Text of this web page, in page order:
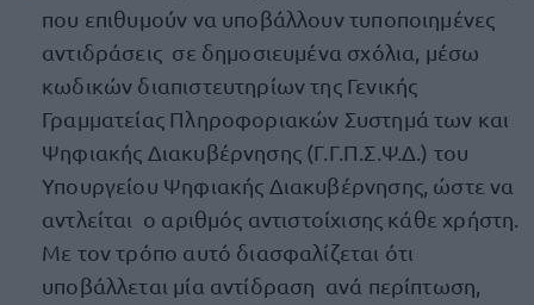
που επιθυμούν να υποβάλλουν τυποποιημένες
αντιδράσεις σε δημοσιευμένα σχόλια, μέσω
κωδικών διαπιστευτηρίων της Γενικής
Γραμματείας Πληροφοριακών Συστημά των και
Ψηφιακής Διακυβέρνησης (Γ.Γ.Π.Σ.Ψ.Δ.) του
Υπουργείου Ψηφιακής Διακυβέρνησης, ώστε να
αντλείται ο αριθμός αντιστοίχισης κάθε χρήστη.
Με τον τρόπο αυτό διασφαλίζεται ότι
υποβάλλεται μία αντίδραση ανά περίπτωση,